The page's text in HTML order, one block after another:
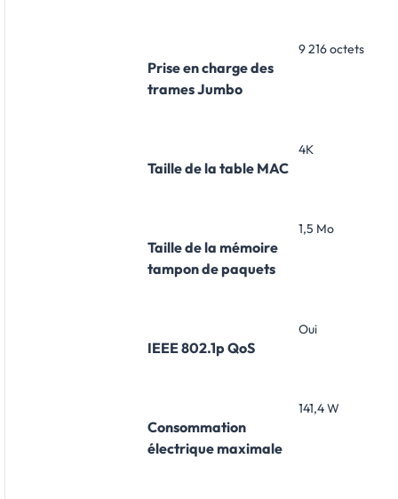
Prise en charge des
trames Jumbo
9 216 octets
Taille de la table MAC
4K
Taille de la mémoire
tampon de paquets
1,5 Mo
IEEE 802.1p QoS
Oui
Consommation
électrique maximale
141,4 W